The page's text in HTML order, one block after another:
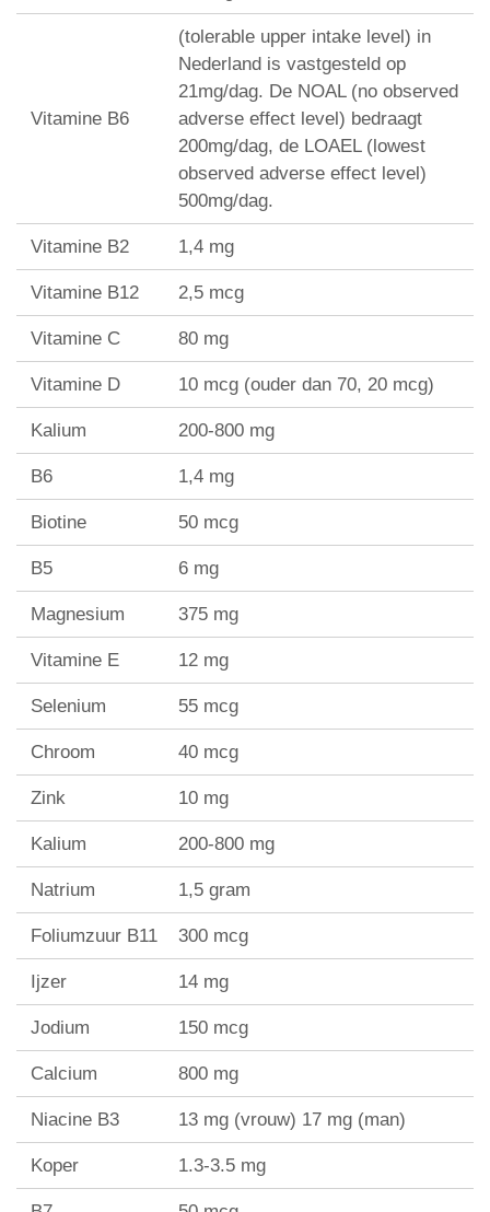
Vitamine B6
(tolerable upper intake level) in
Nederland is vastgesteld op
21mg/dag. De NOAL (no observed
adverse effect level) bedraagt
200mg/dag, de LOAEL (lowest
observed adverse effect level)
500mg/dag.
Vitamine B2 1,4 mg
Vitamine B12 2,5 mcg
Vitamine C 80 mg
Vitamine D 10 mcg (ouder dan 70, 20 mcg)
Kalium 200-800 mg
B6 1,4 mg
Biotine 50 mcg
B5 6 mg
Magnesium 375 mg
Vitamine E 12 mg
Selenium 55 mcg
Chroom 40 mcg
Zink 10 mg
Kalium 200-800 mg
Natrium 1,5 gram
Foliumzuur B11 300 mcg
Ijzer 14 mg
Jodium 150 mcg
Calcium 800 mg
Niacine B3 13 mg (vrouw) 17 mg (man)
Koper 1.3-3.5 mg